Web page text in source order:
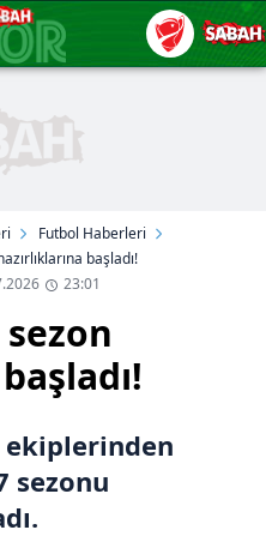
Futbol Haberleri
başladı!
23:01
ekiplerinden
sezonu